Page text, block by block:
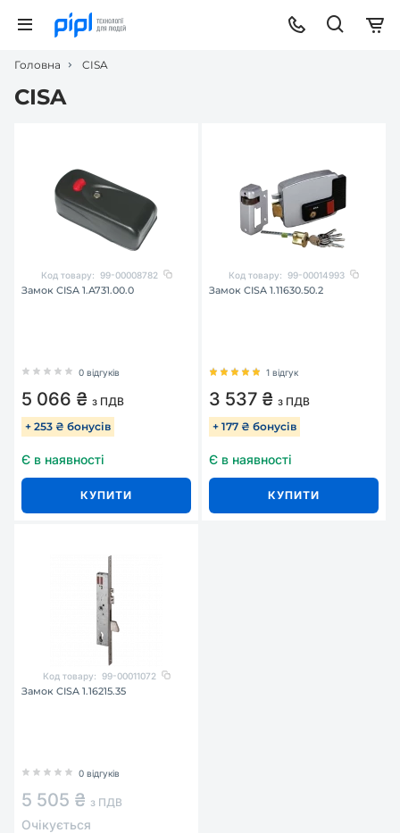
Головна CISA
CISA
Код товару: 99-00008782
Замок CISA 1.A731.00.0
0 відгуків
5 066 ₴ з ПДВ
+ 253 ₴ бонусів
Є в наявності
КУПИТИ
Код товару: 99-00014993
Замок CISA 1.11630.50.2
1 відгук
3 537 ₴ з ПДВ
+ 177 ₴ бонусів
Є в наявності
КУПИТИ
Код товару: 99-00011072
Замок CISA 1.16215.35
0 відгуків
5 505 ₴ з ПДВ
Очікується